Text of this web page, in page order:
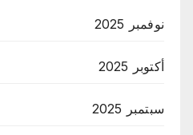
نوفمبر 2025
أكتوبر 2025
سبتمبر 2025